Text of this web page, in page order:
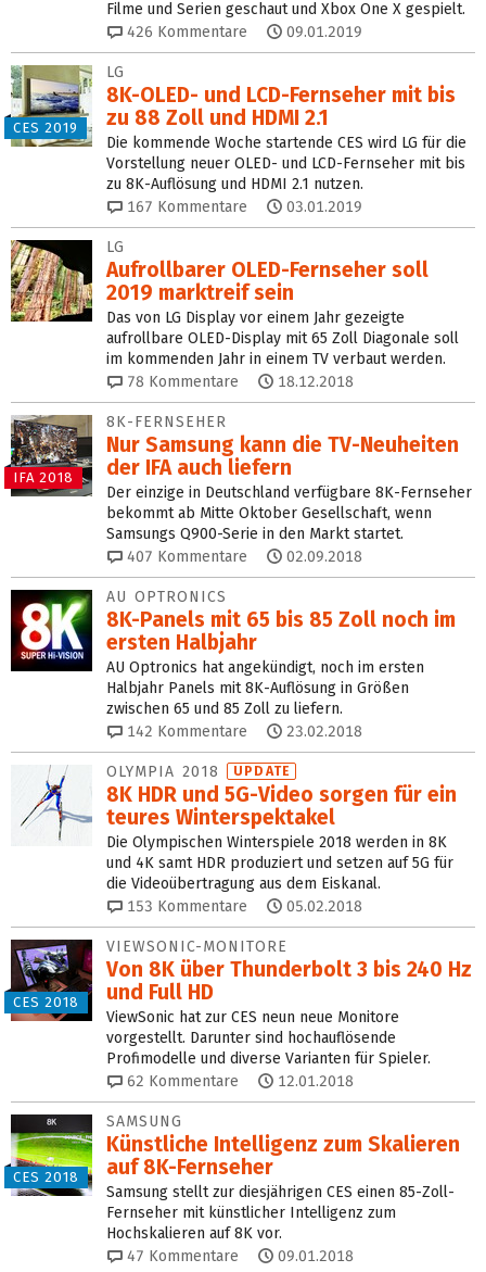
Filme und Serien geschaut und Xbox One X gespielt.
426 Kommentare 09.01.2019
CES 2019
LG
8K-OLED- und LCD-Fernseher mit bis
zu 88 Zoll und HDMI 2.1
Die kommende Woche startende CES wird LG für die
Vorstellung neuer OLED- und LCD-Fernseher mit bis
zu 8K-Auflösung und HDMI 2.1 nutzen.
167 Kommentare 03.01.2019
LG
Aufrollbarer OLED-Fernseher soll
2019 marktreif sein
Das von LG Display vor einem Jahr gezeigte
aufrollbare OLED-Display mit 65 Zoll Diagonale soll
im kommenden Jahr in einem TV verbaut werden.
78 Kommentare 18.12.2018
IFA 2018
8K-FERNSEHER
Nur Samsung kann die TV-Neuheiten
der IFA auch liefern
Der einzige in Deutschland verfügbare 8K-Fernseher
bekommt ab Mitte Oktober Gesellschaft, wenn
Samsungs Q900-Serie in den Markt startet.
407 Kommentare 02.09.2018
AU OPTRONICS
8K-Panels mit 65 bis 85 Zoll noch im
ersten Halbjahr
AU Optronics hat angekündigt, noch im ersten
Halbjahr Panels mit 8K-Auflösung in Größen
zwischen 65 und 85 Zoll zu liefern.
142 Kommentare 23.02.2018
OLYMPIA 2018 UPDATE
8K HDR und 5G-Video sorgen für ein
teures Winterspektakel
Die Olympischen Winterspiele 2018 werden in 8K
und 4K samt HDR produziert und setzen auf 5G für
die Videoübertragung aus dem Eiskanal.
153 Kommentare 05.02.2018
CES 2018
VIEWSONIC-MONITORE
Von 8K über Thunderbolt 3 bis 240 Hz
und Full HD
ViewSonic hat zur CES neun neue Monitore
vorgestellt. Darunter sind hochauflösende
Profimodelle und diverse Varianten für Spieler.
62 Kommentare 12.01.2018
CES 2018
SAMSUNG
Künstliche Intelligenz zum Skalieren
auf 8K-Fernseher
Samsung stellt zur diesjährigen CES einen 85-Zoll-
Fernseher mit künstlicher Intelligenz zum
Hochskalieren auf 8K vor.
47 Kommentare 09.01.2018